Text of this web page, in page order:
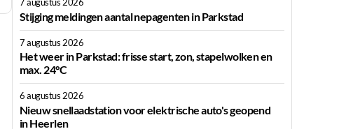
Stijging meldingen aantal nepagenten in Parkstad
7 augustus 2026
Het weer in Parkstad: frisse start, zon, stapelwolken en
max. 24°C
6 augustus 2026
Nieuw snellaadstation voor elektrische auto's geopend
in Heerlen